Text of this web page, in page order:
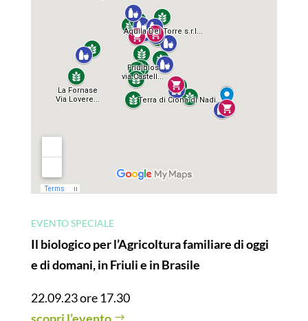
EVENTO SPECIALE
Il biologico per l’Agricoltura familiare di oggi
e di domani, in Friuli e in Brasile
22.09.23 ore 17.30